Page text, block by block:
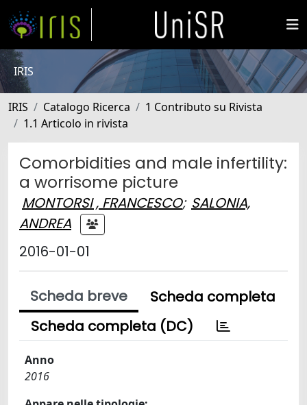
IRIS
IRIS Catalogo Ricerca
1 Contributo su Rivista
1.1 Articolo in rivista
Comorbidities and male infertility:
a worrisome picture
MONTORSI , FRANCESCO; SALONIA,
ANDREA
2016-01-01
Scheda breve
Scheda completa
Scheda completa (DC)
Anno
2016